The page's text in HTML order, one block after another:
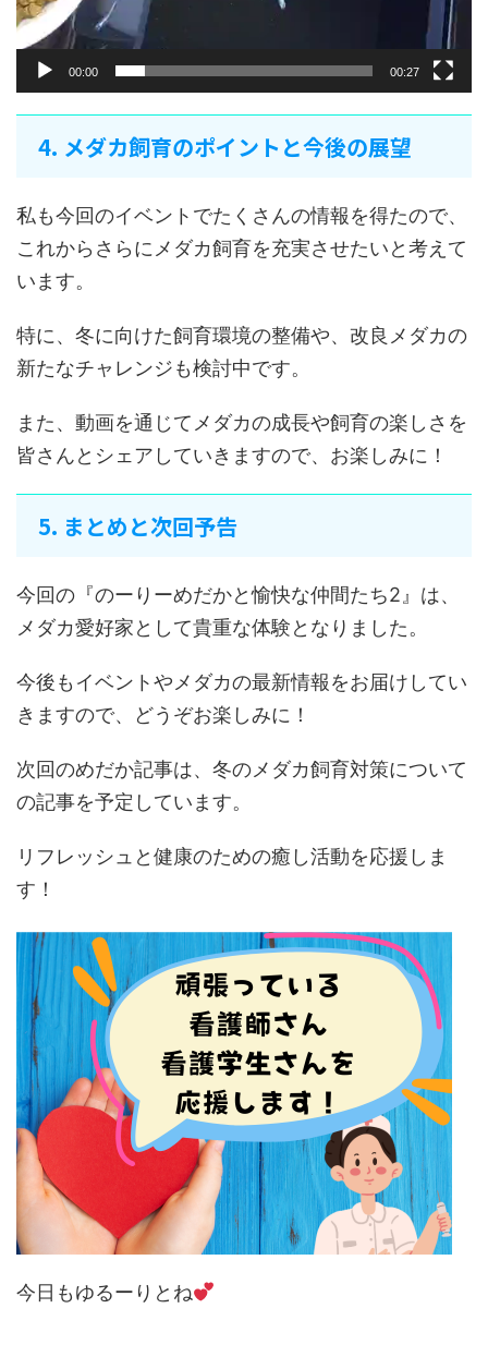
00:00 00:27
4. メダカ飼育のポイントと今後の展望
私も今回のイベントでたくさんの情報を得たので、
これからさらにメダカ飼育を充実させたいと考えて
います。
特に、冬に向けた飼育環境の整備や、改良メダカの
新たなチャレンジも検討中です。
また、動画を通じてメダカの成長や飼育の楽しさを
皆さんとシェアしていきますので、お楽しみに！
5. まとめと次回予告
今回の『のーりーめだかと愉快な仲間たち2』は、
メダカ愛好家として貴重な体験となりました。
今後もイベントやメダカの最新情報をお届けしてい
きますので、どうぞお楽しみに！
次回のめだか記事は、冬のメダカ飼育対策について
の記事を予定しています。
リフレッシュと健康のための癒し活動を応援しま
す！
今日もゆるーりとね